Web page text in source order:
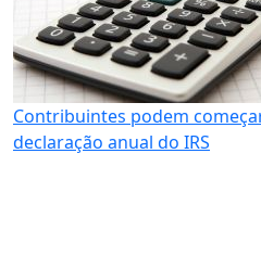
Contribuintes podem
declaração anual do IRS